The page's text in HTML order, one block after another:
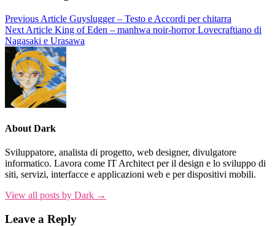
Previous Article Guyslugger – Testo e Accordi per chitarra
Next Article King of Eden – manhwa noir-horror Lovecraftiano di
Nagasaki e Urasawa
About Dark
Sviluppatore, analista di progetto, web designer, divulgatore
informatico. Lavora come IT Architect per il design e lo sviluppo di
siti, servizi, interfacce e applicazioni web e per dispositivi mobili.
View all posts by Dark →
Leave a Reply